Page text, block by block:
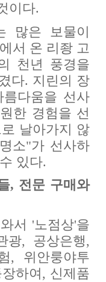
이다.
많은 보물이
서 온 리좡 고
천년 풍경을
다. 지린의 장
다움을 선사
한 경험을 선
날아가지 않
소"가 선사하
있다.
, 전문 구매와
서 '노점상'을
광, 공상은행,
, 위안룽야투
하여, 신제품